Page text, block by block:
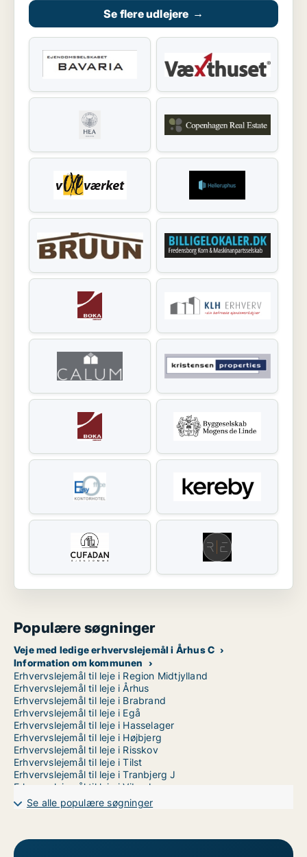
Se flere udlejere →
Populære søgninger
Veje med ledige erhvervslejemål i Århus C
Information om kommunen
Erhvervslejemål til leje i Region Midtjylland
Erhvervslejemål til leje i Århus
Erhvervslejemål til leje i Brabrand
Erhvervslejemål til leje i Egå
Erhvervslejemål til leje i Hasselager
Erhvervslejemål til leje i Højbjerg
Erhvervslejemål til leje i Risskov
Erhvervslejemål til leje i Tilst
Erhvervslejemål til leje i Tranbjerg J
Erhvervslejemål til leje i Viby J
Erhvervslejemål til leje i Åbyhøj
Erhvervslejemål til leje i Århus N
Se alle populære søgninger